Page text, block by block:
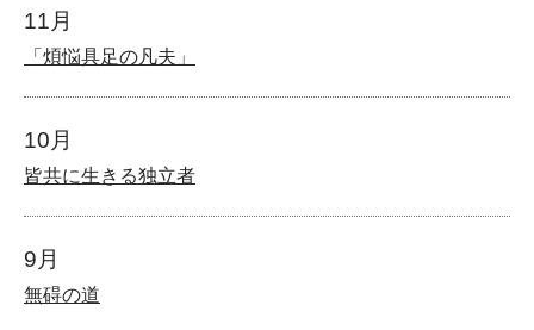
11月
「煩悩具足の凡夫」
10月
皆共に生きる独立者
9月
無碍の道